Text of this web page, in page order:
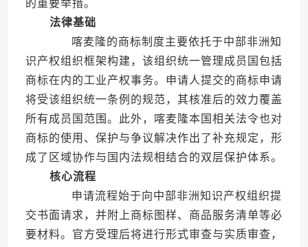
的重要举措。
法律基础
喀麦隆的商标制度主要依托于中部非洲知
识产权组织框架构建，该组织统一管理成员国包括
商标在内的工业产权事务。申请人提交的商标申请
将受该组织统一条例的规范，其核准后的效力覆盖
所有成员国范围。此外，喀麦隆本国相关法令也对
商标的使用、保护与争议解决作出了补充规定，形
成了区域协作与国内法规相结合的双层保护体系。
核心流程
申请流程始于向中部非洲知识产权组织提
交书面请求，并附上商标图样、商品服务清单等必
要材料。官方受理后将进行形式审查与实质审查，